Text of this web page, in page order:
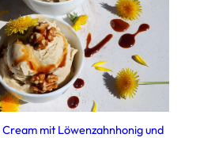
mit Löwenzahnhonig und